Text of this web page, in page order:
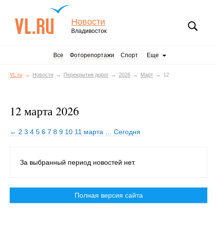
Новости
Владивосток
Все Фоторепортажи Спорт Еще
VL.ru Новости Перекрытия дорог 2026 Март 12
12 марта 2026
← 2 3 4 5 6 7 8 9 10 11 марта Сегодня
За выбранный период новостей нет.
Полная версия сайта